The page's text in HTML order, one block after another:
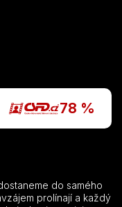
78 %
do samého
prolínají a každý